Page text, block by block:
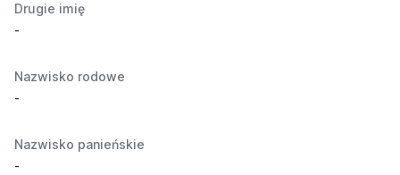
Drugie imię
-
Nazwisko rodowe
-
Nazwisko panieńskie
-